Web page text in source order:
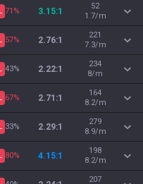
71% 3.15:1
52
1.7/m
57% 2.76:1
221
7.3/m
43% 2.22:1
234
8/m
67% 2.71:1
164
8.2/m
33% 2.29:1
279
8.9/m
80% 4.15:1
198
8.2/m
207